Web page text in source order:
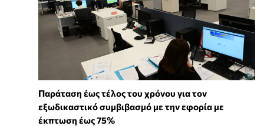
Παράταση έως τέλος του χρόνου για τον
εξωδικαστικό συμβιβασμό με την εφορία με
έκπτωση έως 75%